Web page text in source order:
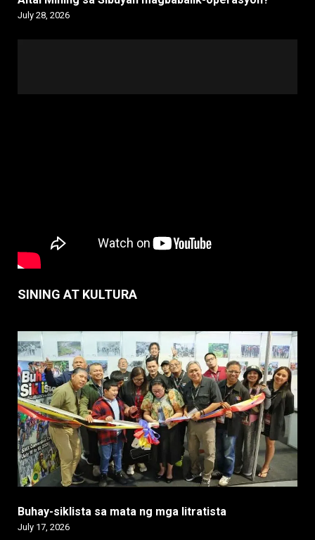
July 28, 2026
SINING AT KULTURA
Buhay-siklista sa mata ng mga litratista
July 17, 2026